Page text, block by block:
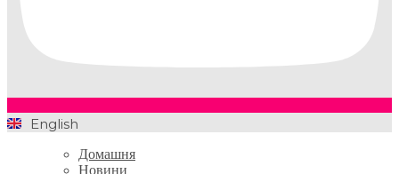
English
Домашня
Новини